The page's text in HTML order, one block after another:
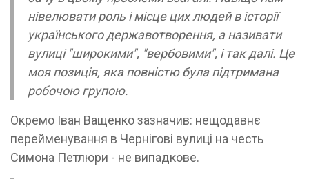
нівелювати роль і місце цих людей в історії
українського державотворення, а називати
вулиці "широкими", "вербовими", і так далі. Це
моя позиція, яка повністю була підтримана
робочою групою.
Окремо Іван Ващенко зазначив: нещодавнє
перейменування в Чернігові вулиці на честь
Симона Петлюри - не випадкове.